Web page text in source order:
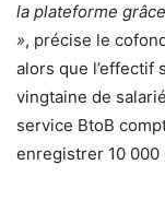
la plateforme
», précise le
alors que l’effectif
vingtaine de
service BtoB
enregistrer 10 000